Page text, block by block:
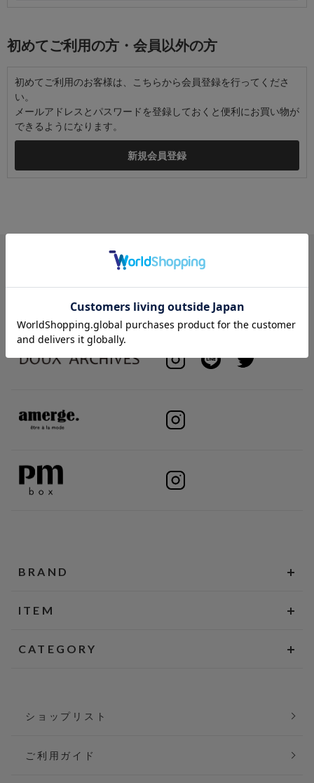
初めてご利用の方・会員以外の方
初めてご利用のお客様は、こちらから会員登録を行ってくださ
い。
メールアドレスとパスワードを登録しておくと便利にお買い物が
できるようになります。
BRAND
ITEM
CATEGORY
ショップリスト
ご利用ガイド